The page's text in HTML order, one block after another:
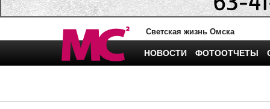
Светская жизнь Омска
НОВОСТИ ФОТООТЧЕТЫ